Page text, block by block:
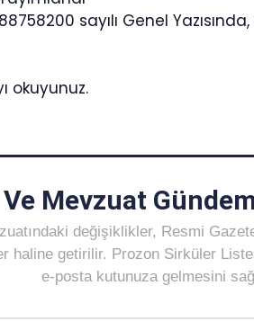
sayılı Genel
okuyunuz.
Mevzuat
değişiklikler, Resmi
haline getirilir. Prozon Sirküler
e-posta kutunuza gelmesini